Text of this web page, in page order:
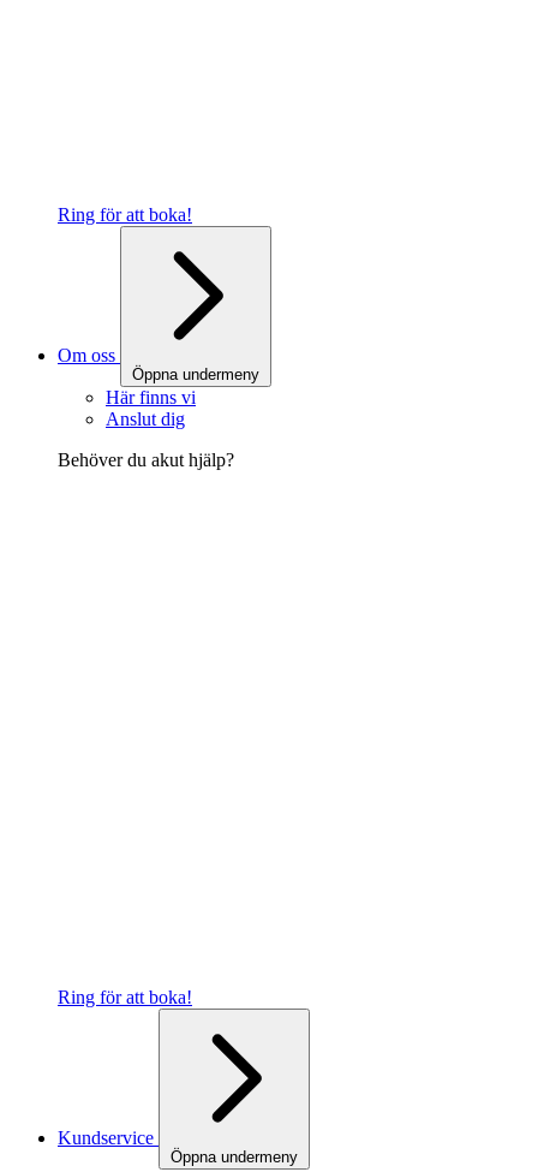
Ring för att boka!
Om oss
Öppna undermeny
Här finns vi
Anslut dig
Behöver du akut hjälp?
Ring för att boka!
Kundservice
Öppna undermeny